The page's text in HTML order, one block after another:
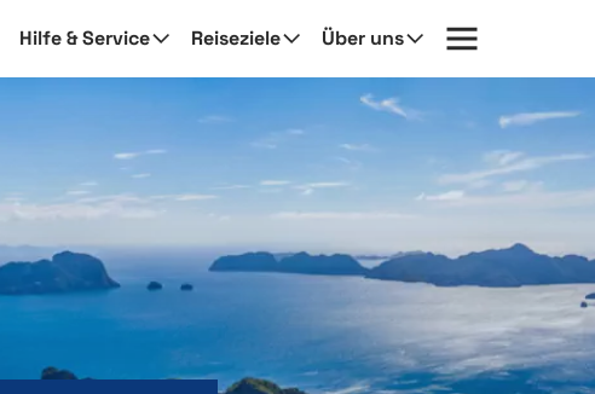
Hilfe & Service Reiseziele Über uns